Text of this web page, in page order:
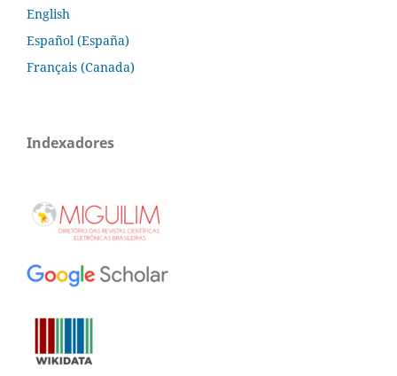
English
Español (España)
Français (Canada)
Indexadores